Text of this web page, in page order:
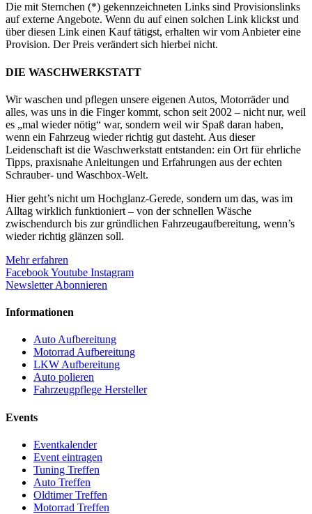
Die mit Sternchen (*) gekennzeichneten Links sind Provisionslinks
auf externe Angebote. Wenn du auf einen solchen Link klickst und
über diesen Link einen Kauf tätigst, erhalten wir vom Anbieter eine
Provision. Der Preis verändert sich hierbei nicht.
DIE WASCHWERKSTATT
Wir waschen und pflegen unsere eigenen Autos, Motorräder und
alles, was uns in die Finger kommt, schon seit 2002 – nicht nur, weil
es „mal wieder nötig“ war, sondern weil wir Spaß daran haben,
wenn ein Fahrzeug wieder richtig gut dasteht. Aus dieser
Leidenschaft ist die Waschwerkstatt entstanden: ein Ort für ehrliche
Tipps, praxisnahe Anleitungen und Erfahrungen aus der echten
Schrauber- und Waschbox-Welt.
Hier geht’s nicht um Hochglanz-Gerede, sondern um das, was im
Alltag wirklich funktioniert – von der schnellen Wäsche
zwischendurch bis zur gründlichen Fahrzeugaufbereitung, wenn’s
wieder richtig glänzen soll.
Mehr erfahren
FacebookYoutube Instagram
Newsletter Abonnieren
Informationen
Auto Aufbereitung
Motorrad Aufbereitung
LKW Aufbereitung
Auto polieren
Fahrzeugpflege Hersteller
Events
Eventkalender
Event eintragen
Tuning Treffen
Auto Treffen
Oldtimer Treffen
Motorrad Treffen